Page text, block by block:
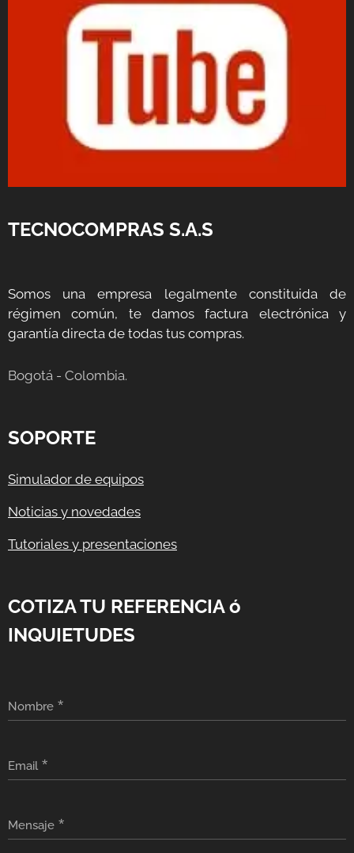
TECNOCOMPRAS S.A.S
Somos una empresa legalmente constituida de
régimen común, te damos factura electrónica y
garantía directa de todas tus compras.
Bogotá - Colombia.
SOPORTE
Simulador de equipos
Noticias y novedades
Tutoriales y presentaciones
COTIZA TU REFERENCIA ó
INQUIETUDES
Nombre
Email
Mensaje